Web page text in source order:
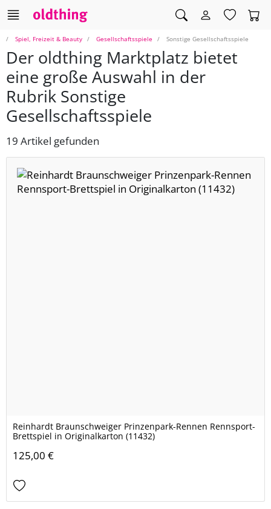
Spiel, Freizeit & Beauty Gesellschaftsspiele Sonstige Gesellschaftsspiele
Der oldthing Marktplatz bietet
eine große Auswahl in der
Rubrik Sonstige
Gesellschaftsspiele
19 Artikel gefunden
Reinhardt Braunschweiger Prinzenpark-Rennen Rennsport-
Brettspiel in Originalkarton (11432)
125,00 €